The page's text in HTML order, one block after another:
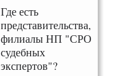
Где есть
представительства,
филиалы НП "СРО
судебных
экспертов"?